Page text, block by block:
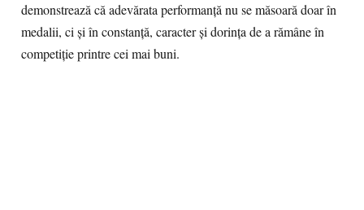
demonstrează că adevărata performanță nu se măsoară doar în
medalii, ci și în constanță, caracter și dorința de a rămâne în
competiție printre cei mai buni.